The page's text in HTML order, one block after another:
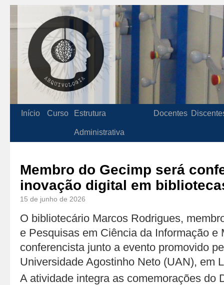
Início Curso Estrutura
Administrativa
Docentes
Membro do Gecimp será
inovação digital em
15 de junho de 2026
O bibliotecário Marcos Rodrigues,
e Pesquisas em Ciência da Informação e
conferencista junto a evento promovido
Universidade Agostinho Neto (UAN), em
A atividade integra as comemorações do